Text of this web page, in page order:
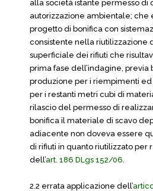
alla società istante permesso di
autorizzazione ambientale; che
progetto di bonifica con
consistente nella riutilizzazione
superficiale dei rifiuti che
prima fase dell’indagine, previa
produzione per i riempimenti
per i restanti metri cubi di
rilascio del permesso di
bonifica il materiale di scavo
adiacente non doveva essere
di rifiuti in quanto riutilizzato per
dell’art. 186 DLgs 152/06.
2.2 errata applicazione dell’